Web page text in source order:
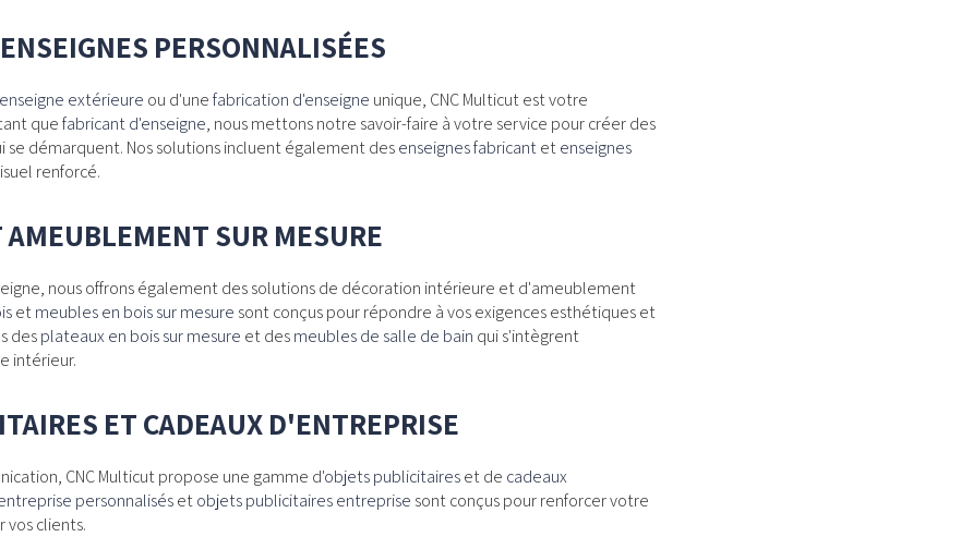
PERSONNALISÉES
enseigne extérieure ou d'unefabrication d'enseigne unique, CNC Multicut est votre
quefabricant d'enseigne, nous mettons notre savoir-faire à votre service pour créer des
se démarquent. Nos solutions incluent également desenseignes fabricantetenseignes
renforcé.
AMEUBLEMENT SUR MESURE
nous offrons également des solutions de décoration intérieure et d'ameublement
etmeubles en bois sur mesure sont conçus pour répondre à vos exigences esthétiques et
desplateaux en bois sur mesure et desmeubles de salle de bain qui s'intègrent
intérieur.
ET CADEAUX D'ENTREPRISE
CNC Multicut propose une gamme d'objets publicitaireset de cadeaux
personnalisésetobjets publicitaires entreprise sont conçus pour renforcer votre
vos clients.